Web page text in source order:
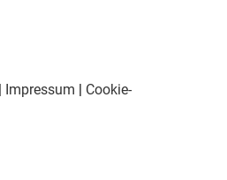
| Impressum | Cookie-